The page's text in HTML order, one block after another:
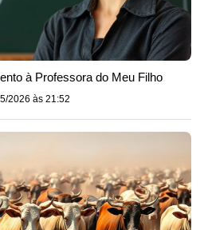
à Professora do Meu Filho
2026 às 21:52